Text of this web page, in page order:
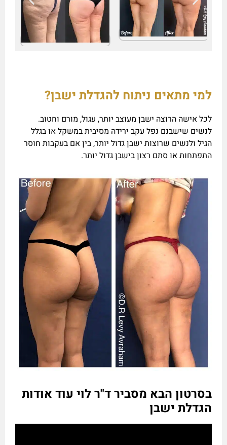
למי מתאים ניתוח להגדלת ישבן?
לכל אישה הרוצה ישבן מעוצב יותר, עגול, מורם וחטוב.
לנשים שישבנם נפל עקב ירידה מסיבית במשקל או בגלל
הגיל ולנשים שרוצות ישבן גדול יותר, בין אם בעקבות חוסר
התפתחות או סתם רצון בישבן גדול יותר.
בסרטון הבא מסביר ד"ר לוי עוד אודות
הגדלת ישבן